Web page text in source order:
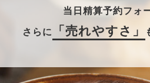
当日精算予約フォ
さらに
「売れやすさ」